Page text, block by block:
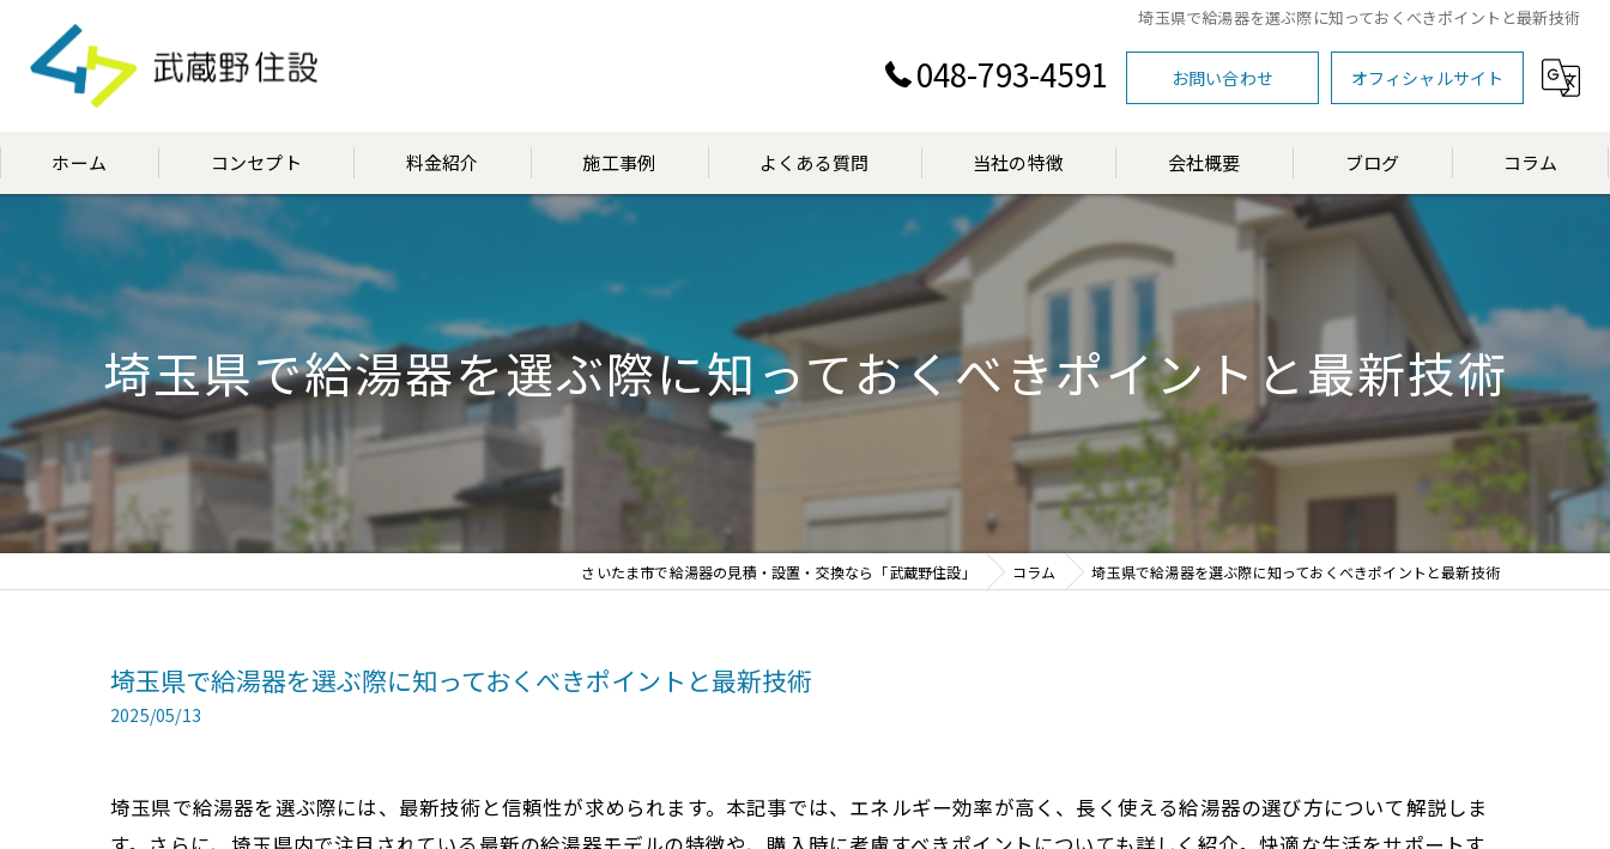
埼玉県で給湯器を選ぶ際に知っておくべきポイントと最新技術
048-793-4591 お問い合わせ オフィシャルサイト
ホーム コンセプト
代表挨拶
料金紹介 施工事例 よくある質問 当社の特徴
設置
交換
点検
会社概要
漫画特集
ブログ コラム
埼玉県で給湯器を選ぶ際に知っておくべきポイントと最新技術
さいたま市で給湯器の見積・設置・交換なら「武蔵野住設」 コラム 埼玉県で給湯器を選ぶ際に知っておくべきポイントと最新技術
埼玉県で給湯器を選ぶ際に知っておくべきポイントと最新技術
2025/05/13
埼玉県で給湯器を選ぶ際には、最新技術と信頼性が求められます。本記事では、エネルギー効率が高く、長く使える給湯器の選び方について解説しま